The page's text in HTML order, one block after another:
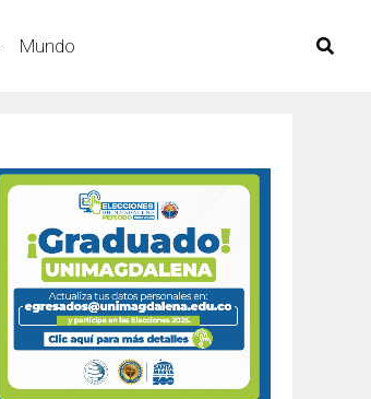
Mundo